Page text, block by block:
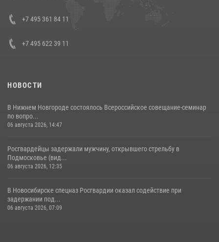
+7 495 361 84 11
+7 495 622 39 11
НОВОСТИ
В Нижнем Новгороде состоялось Всероссийское совещание-семинар
по вопро...
06 августа 2026, 14:47
Росгвардейцы задержали мужчину, открывшего стрельбу в
Подмосковье (вид...
06 августа 2026, 12:35
В Новосибирске спецназ Росгвардии оказал содействие при
задержании под...
06 августа 2026, 07:09